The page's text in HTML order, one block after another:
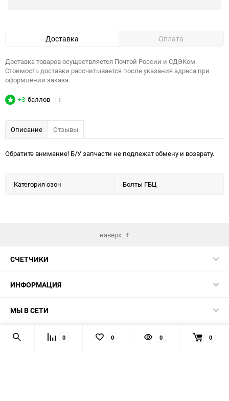
Доставка Оплата
Доставка товаров осуществляется Почтой России и СДЭКом.
Стоимость доставки рассчитывается после указания адреса при
оформлении заказа.
+3 баллов ?
Описание Отзывы
Обратите внимание! Б/У запчасти не подлежат обмену и возврату.
Категория озон Болты ГБЦ
наверх
СЧЕТЧИКИ
ИНФОРМАЦИЯ
МЫ В СЕТИ
КОНТАКТЫ 0 0 0 0